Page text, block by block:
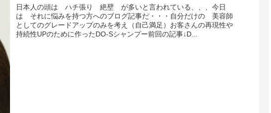
日本人の頭は ハチ張り 絶壁 が多いと言われている、、、今日
は それに悩みを持つ方へのブログ記事だ・・・自分だけの 美容師
としてのグレードアップのみを考え（自己満足）お客さんの再現性や
持続性UPのために作ったDO-Sシャンプー前回の記事↓D...